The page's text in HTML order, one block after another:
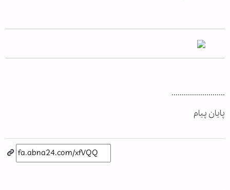
..........................
پایان پیام